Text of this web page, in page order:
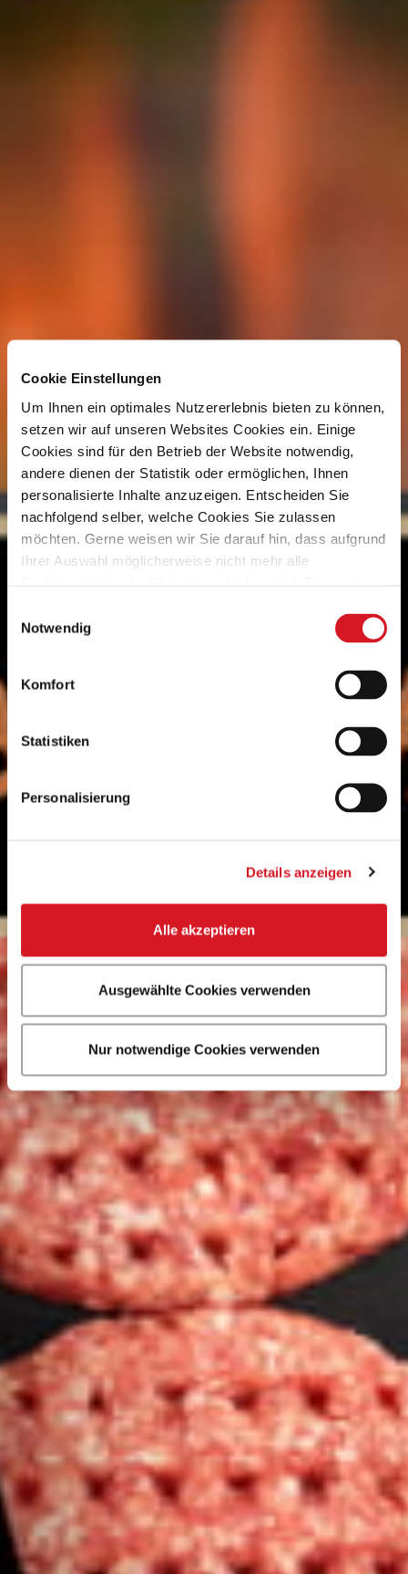
Cookie Einstellungen
Um Ihnen ein optimales Nutzererlebnis bieten zu können,
setzen wir auf unseren Websites Cookies ein. Einige
Cookies sind für den Betrieb der Website notwendig,
andere dienen der Statistik oder ermöglichen, Ihnen
personalisierte Inhalte anzuzeigen. Entscheiden Sie
nachfolgend selber, welche Cookies Sie zulassen
möchten. Gerne weisen wir Sie darauf hin, dass aufgrund
Ihrer Auswahl möglicherweise nicht mehr alle
Datenschutzerklärung und Cookie Policy.
Notwendig
Komfort
Statistiken
Personalisierung
Details anzeigen
Alle akzeptieren
Ausgewählte Cookies verwenden
Nur notwendige Cookies verwenden